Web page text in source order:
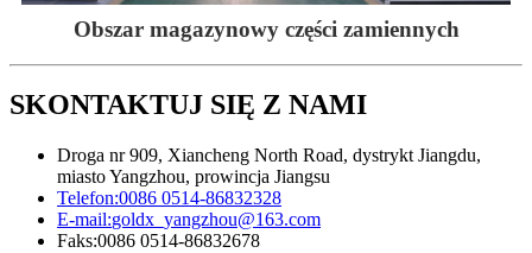
Obszar magazynowy części zamiennych
SKONTAKTUJ SIĘ Z NAMI
Droga nr 909, Xiancheng North Road, dystrykt Jiangdu,
miasto Yangzhou, prowincja Jiangsu
Telefon:0086 0514-86832328
E-mail:goldx_yangzhou@163.com
Faks:0086 0514-86832678